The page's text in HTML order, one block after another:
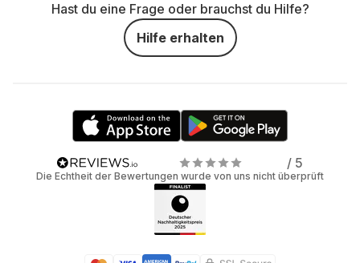
Hast du eine Frage oder brauchst du Hilfe?
Hilfe erhalten
/ 5
Die Echtheit der Bewertungen wurde von uns nicht überprüft